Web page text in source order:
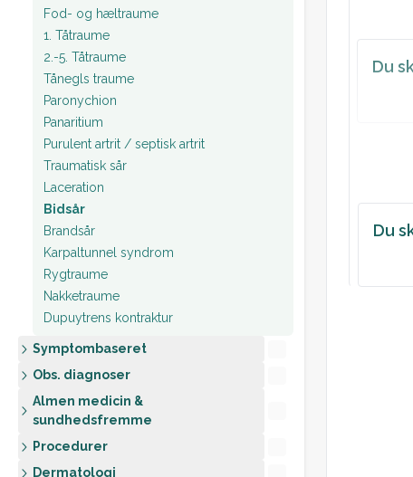
Fod- og hæltraume
1. Tåtraume
2.-5. Tåtraume
Tånegls traume
Paronychion
Panaritium
Purulent artrit / septisk artrit
Traumatisk sår
Laceration
Bidsår
Brandsår
Karpaltunnel syndrom
Rygtraume
Nakketraume
Dupuytrens kontraktur
Symptombaseret
Obs. diagnoser
Almen medicin &
sundhedsfremme
Procedurer
Dermatologi
Du
Du